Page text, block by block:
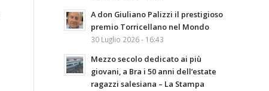
A don Giuliano Palizzi il prestigioso
premio Torricellano nel Mondo
30 Luglio 2026 - 16:43
Mezzo secolo dedicato ai più
giovani, a Bra i 50 anni dell’estate
ragazzi salesiana – La Stampa